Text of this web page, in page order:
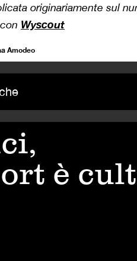
originariamente sul
Wyscout
Amodeo
è